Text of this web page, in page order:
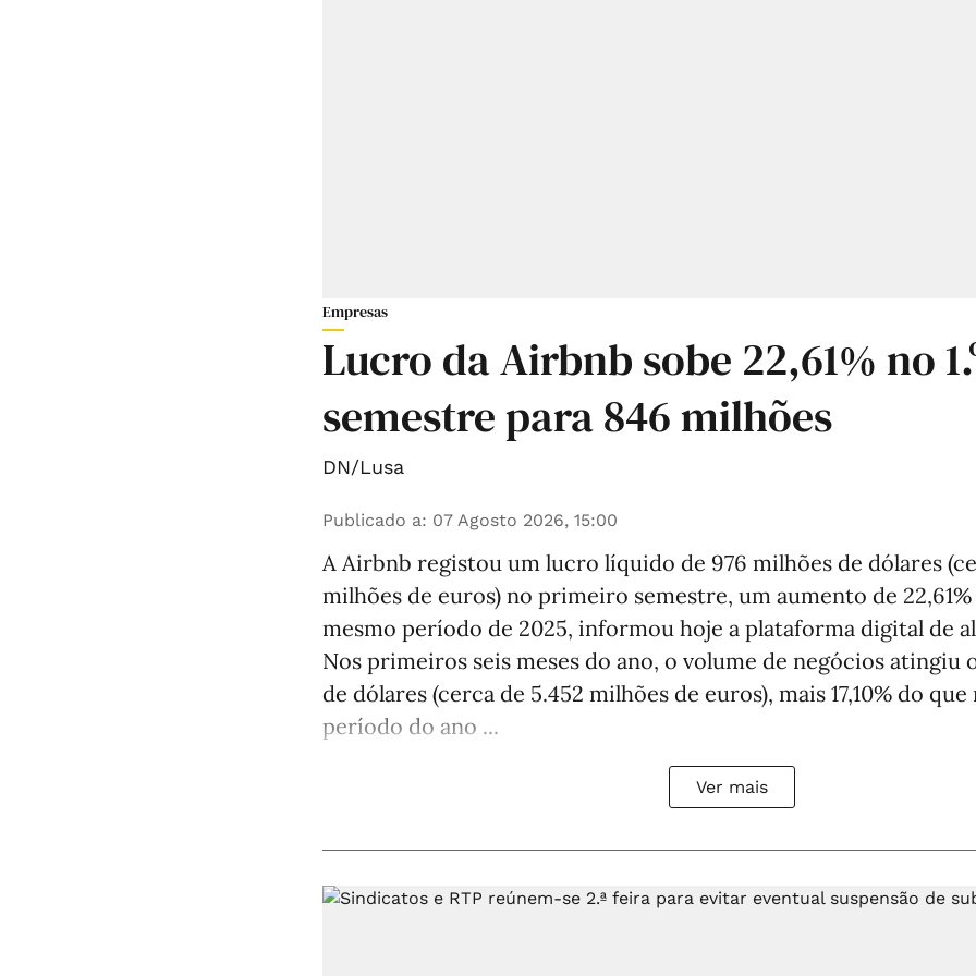
Empresas
Lucro da Airbnb sobe 22,61% no
semestre para 846 milhões
DN/Lusa
Publicado a: 07 Agosto 2026, 15:00
A Airbnb registou um lucro líquido de 976 milhões de dólares
milhões de euros) no primeiro semestre, um aumento de
mesmo período de 2025, informou hoje a plataforma digital de
Nos primeiros seis meses do ano, o volume de negócios atingiu
de dólares (cerca de 5.452 milhões de euros), mais 17,10% do
período do ano ...
Ver mais